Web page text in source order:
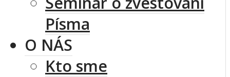
Písma
O NÁS
Kto sme